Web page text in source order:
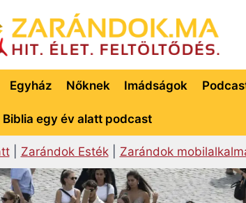
Egyház Nőknek Imádságok
Biblia egy év alatt podcast
| Zarándok Esték| Zarándok